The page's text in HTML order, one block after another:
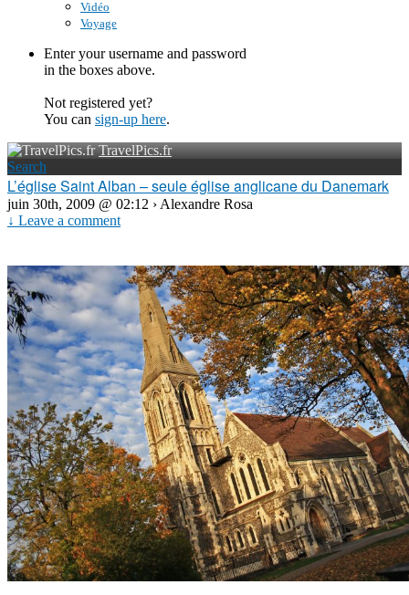
Vidéo
Voyage
Enter your username and password
in the boxes above.
Not registered yet?
You can sign-up here.
TravelPics.fr
Search
L’église Saint Alban – seule église anglicane du Danemark
juin 30th, 2009 @ 02:12 › Alexandre Rosa
↓ Leave a comment